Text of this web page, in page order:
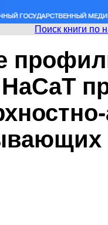
Поиск книги по